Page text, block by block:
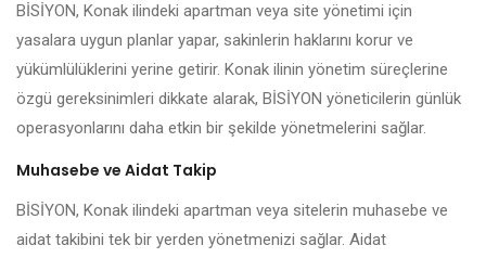
BİSİYON, Konak ilindeki apartman veya site yönetimi için
yasalara uygun planlar yapar, sakinlerin haklarını korur ve
yükümlülüklerini yerine getirir. Konak ilinin yönetim süreçlerine
özgü gereksinimleri dikkate alarak, BİSİYON yöneticilerin günlük
operasyonlarını daha etkin bir şekilde yönetmelerini sağlar.
Muhasebe ve Aidat Takip
BİSİYON, Konak ilindeki apartman veya sitelerin muhasebe ve
aidat takibini tek bir yerden yönetmenizi sağlar. Aidat